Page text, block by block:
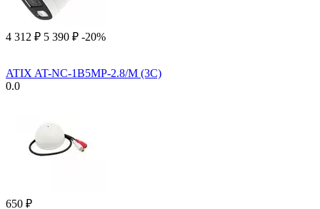
4 312 ₽ 5 390 ₽ -20%
ATIX AT-NC-1B5MP-2.8/M (3C)
0.0
‍650‍ ₽